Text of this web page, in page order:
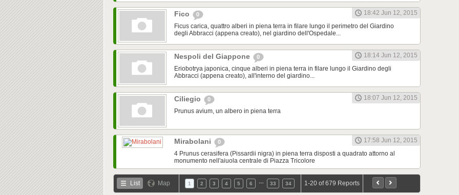
Fico 0
18:42 Jun 12, 2015
Ficus carica, quattro alberi in piena terra in filare lungo il perimetro del Giardino
degli Abbracci (appena creato), nel giardino dell'Ospedale...
Nespoli del Giappone 0
18:14 Jun 12, 2015
Eriobotrya japonica, cinque alberi in piena terra in filare lungo il Giardino degli
Abbracci (appena creato), all'interno del giardino...
Ciliegio 0
18:07 Jun 12, 2015
Prunus avium, un albero in piena terra
Mirabolani 0
17:58 Jun 12, 2015
4 Prunus cerasifera (Pissardii nigra) in piena terra disposti a quadrato attorno al
monumento nell'aiuola centrale di Piazza Tricolore
List Map 1 2 3 4 5 6 33 34 1-20 of 679 Reports